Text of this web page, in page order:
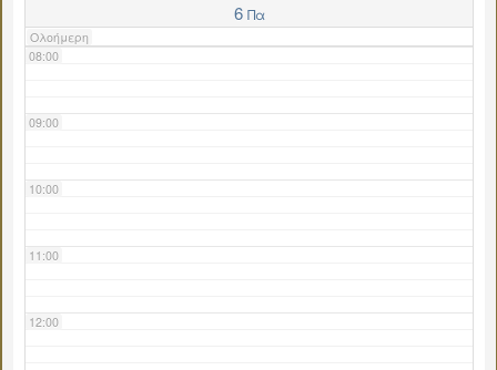
6 Πα
Ολοήμερη
08:00
09:00
10:00
11:00
12:00